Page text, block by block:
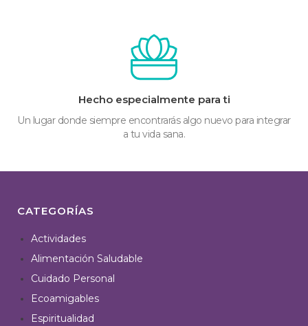
Hecho especialmente para ti
Un lugar donde siempre encontrarás algo nuevo para integrar
a tu vida sana.
CATEGORÍAS
Actividades
Alimentación Saludable
Cuidado Personal
Ecoamigables
Espiritualidad